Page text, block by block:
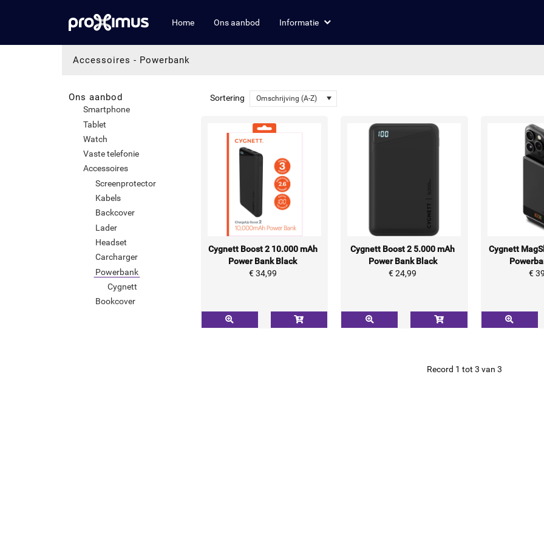
Home Ons aanbod Informatie
Accessoires - Powerbank
Ons aanbod
Smartphone
Tablet
Watch
Vaste telefonie
Accessoires
Screenprotector
Kabels
Backcover
Lader
Headset
Carcharger
Powerbank
Cygnett
Bookcover
Sortering Omschrijving (A-Z)
Cygnett Boost 2 10.000 mAh
Power Bank Black
€ 34,99
Cygnett Boost 2 5.000 mAh
Power Bank Black
€ 24,99
Cygnett
€
Record 1 tot 3 van 3